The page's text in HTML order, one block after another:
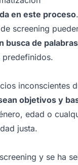
en este proceso.
screening
busca de
predefinidos.
inconscientes
objetivos y
edad o
justa.
y se ha